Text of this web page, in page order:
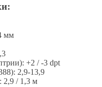
мм
+2 / -3 dpt
2,9-13,9
2,9 / 1,3 м